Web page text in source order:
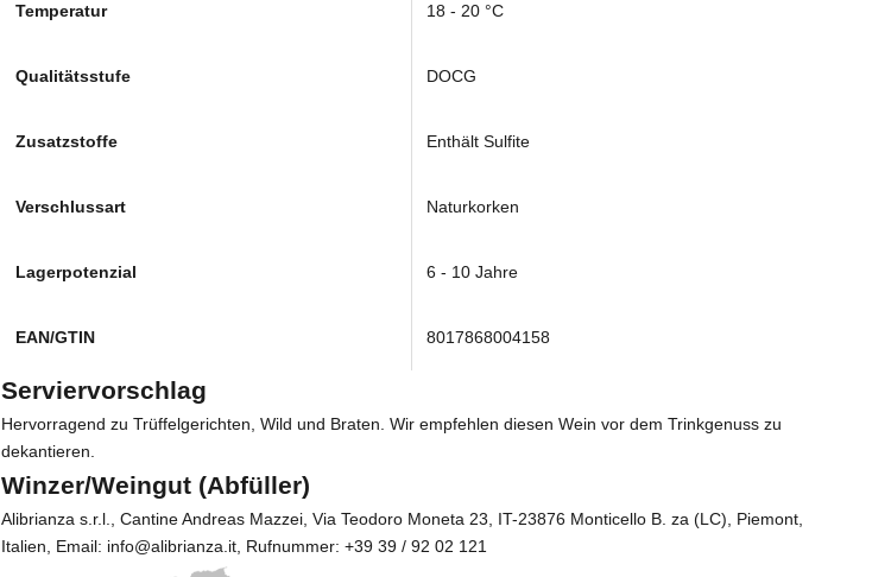
Temperatur 18 - 20 °C
Qualitätsstufe DOCG
Zusatzstoffe Enthält Sulfite
Verschlussart Naturkorken
Lagerpotenzial 6 - 10 Jahre
EAN/GTIN 8017868004158
Serviervorschlag
Hervorragend zu Trüffelgerichten, Wild und Braten. Wir empfehlen diesen Wein vor dem Trinkgenuss zu
dekantieren.
Winzer/Weingut (Abfüller)
Alibrianza s.r.l., Cantine Andreas Mazzei, Via Teodoro Moneta 23, IT-23876 Monticello B. za (LC), Piemont,
Italien, Email: info@alibrianza.it, Rufnummer: +39 39 / 92 02 121